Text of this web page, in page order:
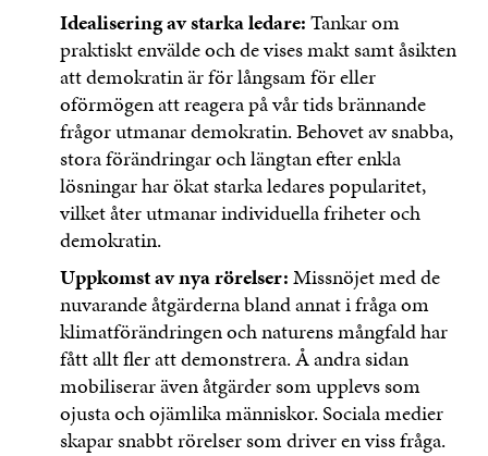
Idealisering av starka ledare:Tankar om
praktiskt envälde och de vises makt samt åsikten
att demokratin är för långsam för eller
oförmögen att reagera på vår tids brännande
frågor utmanar demokratin. Behovet av snabba,
stora förändringar och längtan efter enkla
lösningar har ökat starka ledares popularitet,
vilket åter utmanar individuella friheter och
demokratin.
Uppkomst av nya rörelser:Missnöjet med de
nuvarande åtgärderna bland annat i fråga om
klimatförändringen och naturens mångfald har
fått allt fler att demonstrera. Å andra sidan
mobiliserar även åtgärder som upplevs som
ojusta och ojämlika människor. Sociala medier
skapar snabbt rörelser som driver en viss fråga.